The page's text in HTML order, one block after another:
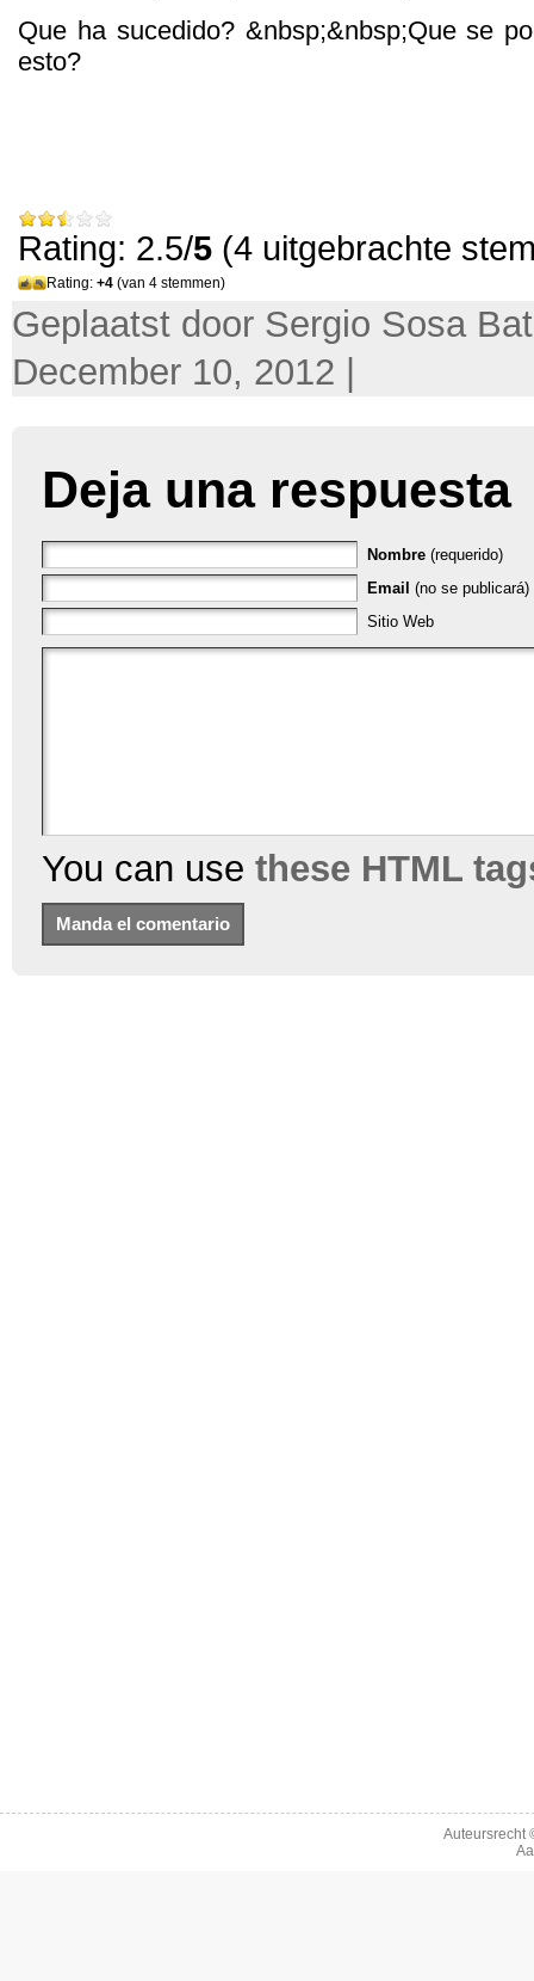
Que ha sucedido? &nbsp;&nbsp;Que se
esto?
Rating: 2.5/5 (4 uitgebrachte
Rating: +4 (van 4 stemmen)
Geplaatst door Sergio Sosa
December 10, 2012 |
Deja una respuesta
Nombre (requerido)
Email (no se publicará)
Sitio Web
You can use these HTML
Auteursrecht